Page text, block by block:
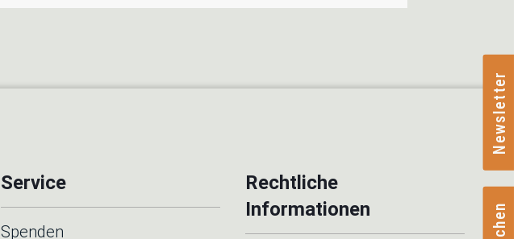
Newsletter
Service
Spenden
Rechtliche
Informationen